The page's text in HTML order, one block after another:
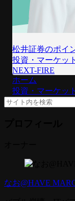
松井証券のポイ
投資・マーケット
NEXT-FIRE
ホーム
投資・マーケット
なお@HAVE